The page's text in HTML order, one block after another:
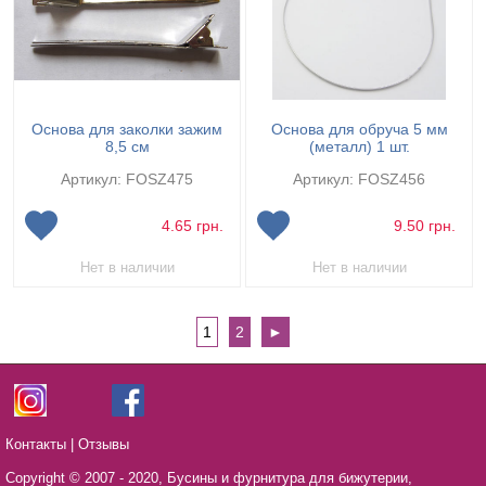
Основа для заколки зажим
8,5 см
Артикул: FOSZ475
4.65 грн.
Нет в наличии
Основа для обруча 5 мм
(металл) 1 шт.
Артикул: FOSZ456
9.50 грн.
Нет в наличии
1 2 ►
Контакты Отзывы
Copyright © 2007 - 2020, Бусины и фурнитура для бижутерии,